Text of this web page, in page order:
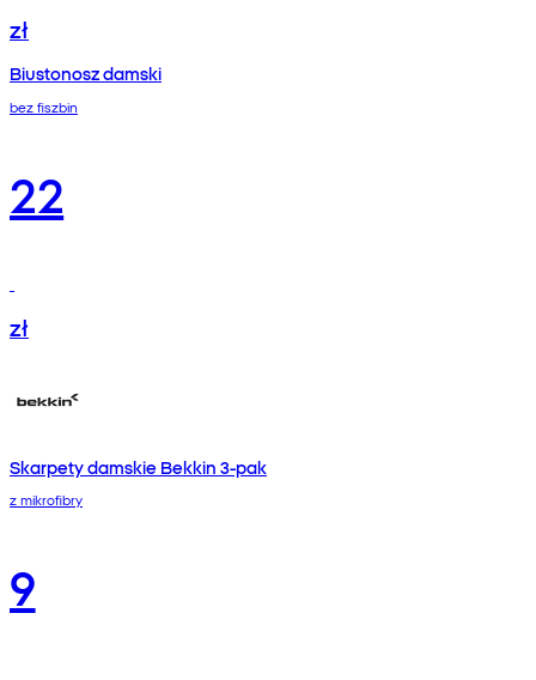
zł
Biustonosz damski
bez fiszbin
22
zł
Skarpety damskie Bekkin 3-pak
z mikrofibry
9